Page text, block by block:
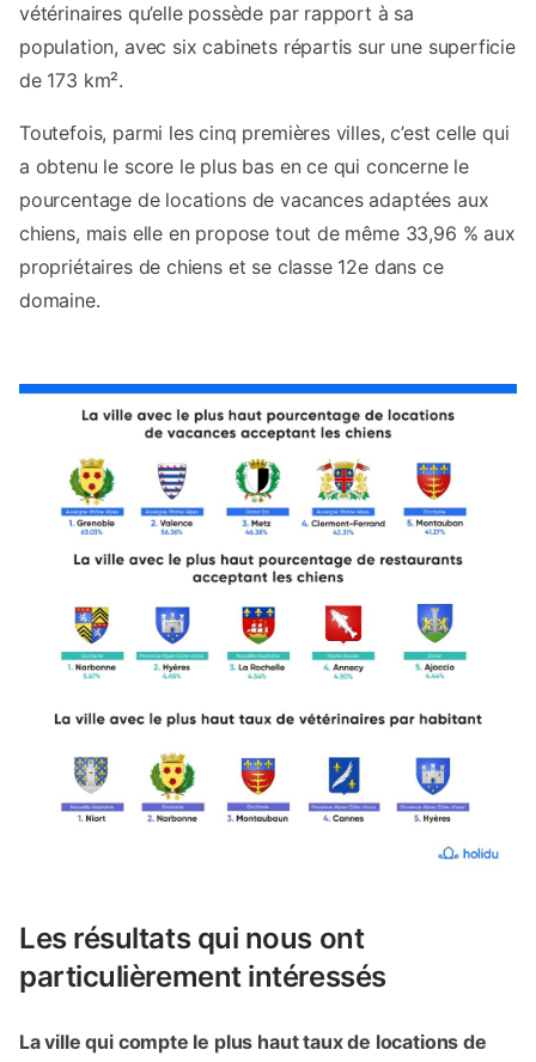
vétérinaires qu’elle possède par rapport à sa
population, avec six cabinets répartis sur une superficie
de 173 km².
Toutefois, parmi les cinq premières villes, c’est celle qui
a obtenu le score le plus bas en ce qui concerne le
pourcentage de locations de vacances adaptées aux
chiens, mais elle en propose tout de même 33,96 % aux
propriétaires de chiens et se classe 12e dans ce
domaine.
Les résultats qui nous ont
particulièrement intéressés
La ville qui compte le plus haut taux de locations de